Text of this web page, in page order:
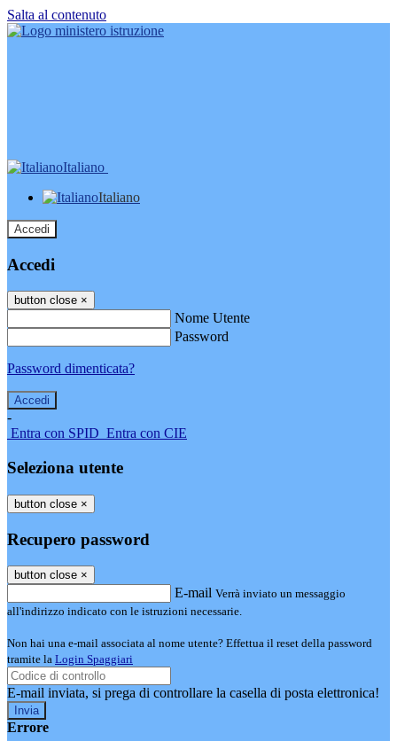
Salta al contenuto
Italiano
Italiano
Accedi
Accedi
button close ×
Nome Utente
Password
Password dimenticata?
-
Entra con SPID Entra con CIE
Seleziona utente
button close ×
Recupero password
button close ×
E-mail Verrà inviato un messaggio
all'indirizzo indicato con le istruzioni necessarie.
Non hai una e-mail associata al nome utente? Effettua il reset della password
tramite la Login Spaggiari
E-mail inviata, si prega di controllare la casella di posta elettronica!
Errore